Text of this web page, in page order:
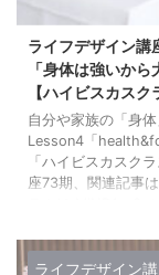
ライフデザイン
「身体は強いか
【ハイビスカスク
自分や家族の「身
Lesson4「
「ハイビスカスク
座73期、関連記事
...
ライフデザイン